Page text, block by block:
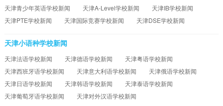
天津青少年英语学校新闻
天津A-Level学校新闻
天津IB学校新闻
天津PTE学校新闻
天津国际竞赛学校新闻 天津DSE学校新闻
天津小语种学校新闻
天津法语学校新闻 天津德语学校新闻
天津粤语学校新闻
天津西班牙语学校新闻
天津意大利语学校新闻
天津俄语学校新闻
天津日语学校新闻
天津韩语学校新闻
天津泰语学校新闻
天津葡萄牙语学校新闻
天津对外汉语学校新闻